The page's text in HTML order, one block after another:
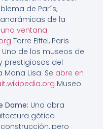
de París,
de la
ventana
Torre Eiffel, Paris
Uno de los museos de
prestigiosos del
Lisa. Se abre en
Museo
Dame: Una obra
gótica
pero